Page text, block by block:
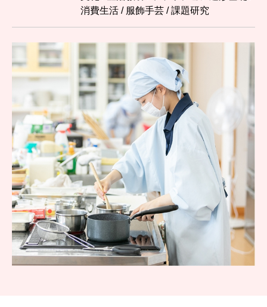
消費生活 / 服飾手芸 / 課題研究